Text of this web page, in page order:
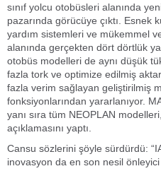
sınıf yolcu otobüsleri alanında
pazarında görücüye çıktı. Esnek
yardım sistemleri ve mükemmel
alanında gerçekten dört dörtlük
otobüs modelleri de aynı düşük
fazla tork ve optimize edilmiş
fazla verim sağlayan geliştirilmiş
fonksiyonlarından yararlanıyor.
yanı sıra tüm NEOPLAN
açıklamasını yaptı.
Cansu sözlerini şöyle sürdürdü:
inovasyon da en son nesil